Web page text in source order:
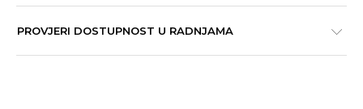
PROVJERI DOSTUPNOST U RADNJAMA